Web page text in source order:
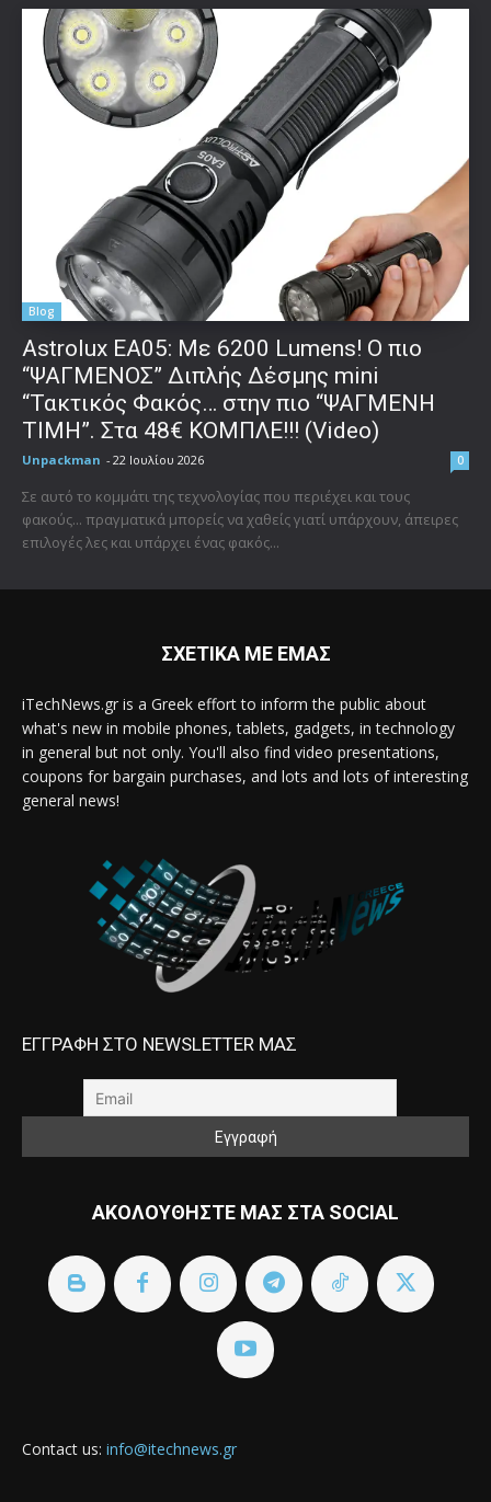
Blog
Astrolux ΕΑ05: Με 6200 Lumens! Ο πιο
“ΨΑΓΜΕΝΟΣ” Διπλής Δέσμης mini
“Τακτικός Φακός… στην πιο “ΨΑΓΜΕΝΗ
ΤΙΜΗ”. Στα 48€ ΚΟΜΠΛΕ!!! (Video)
Unpackman - 22 Ιουλίου 2026 0
Σε αυτό το κομμάτι της τεχνολογίας που περιέχει και τους
φακούς... πραγματικά μπορείς να χαθείς γιατί υπάρχουν, άπειρες
επιλογές λες και υπάρχει ένας φακός...
ΣΧΕΤΙΚΑ ΜΕ ΕΜΑΣ
iTechNews.gr is a Greek effort to inform the public about
what's new in mobile phones, tablets, gadgets, in technology
in general but not only. You'll also find video presentations,
coupons for bargain purchases, and lots and lots of interesting
general news!
ΕΓΓΡΑΦΗ ΣΤΟ NEWSLETTER ΜΑΣ
ΑΚΟΛΟΥΘΗΣΤΕ ΜΑΣ ΣΤΑ SOCIAL
Contact us: info@itechnews.gr